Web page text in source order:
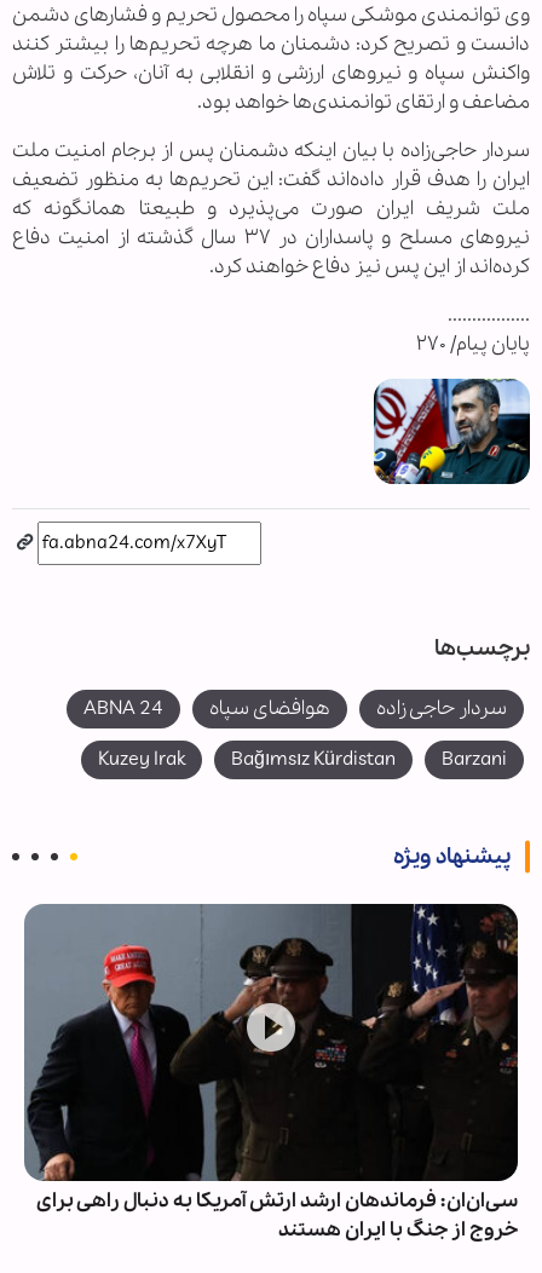
وی توانمندی موشکی سپاه را محصول تحریم و فشارهای دشمن
دانست و تصریح کرد: دشمنان ما هرچه تحریم‌‌ها را بیشتر کنند
واکنش سپاه و نیروهای ارزشی و انقلابی به آنان، حرکت و تلاش
مضاعف و ارتقای توانمندی‌ها خواهد بود.
سردار حاجی‌زاده با بیان اینکه دشمنان پس از برجام امنیت ملت
ایران را هدف قرار داده‌اند گفت: این تحریم‌ها به منظور تضعیف
ملت شریف ایران صورت می‌پذیرد و طبیعتا همانگونه که
نیروهای مسلح و پاسداران در ۳۷ سال گذشته از امنیت دفاع
کرده‌اند از این پس نیز دفاع خواهند کرد.
.................
پایان پیام/ ۲۷۰
برچسب‌ها
سردار حاجی زاده هوافضای سپاه
ABNA 24
Barzani
Bağımsız Kürdistan
Kuzey Irak
پیشنهاد ویژه
سی‌ان‌ان: فرماندهان ارشد ارتش آمریکا به دنبال راهی برای
خروج از جنگ با ایران هستند